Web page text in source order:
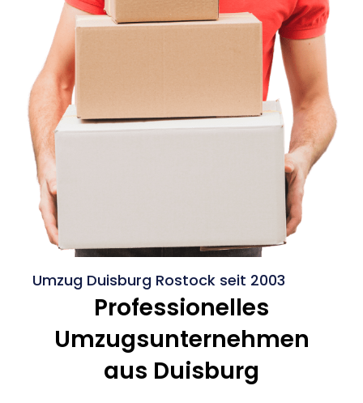
Umzug Duisburg Rostock seit 2003
Professionelles
Umzugsunternehmen
aus Duisburg